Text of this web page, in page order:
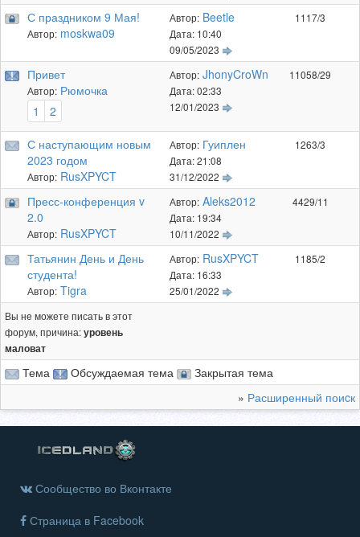
С праздником 9 Мая!
Автор: moskwa09
Автор: Beetle
Дата: 10:40
09/05/2023
1117/3
Привет
Автор: Рюмочка
1
2
Автор: JhonyCroWn
Дата: 02:33
12/01/2023
11058/29
С наступающим новым
2023 годом
Автор: RusXPYCT
Автор: Гуиплен
Дата: 21:08
31/12/2022
1263/3
Пресс-конференция v
2.0
Автор: RusXPYCT
Автор: Aleks2012
Дата: 19:34
10/11/2022
4429/11
Татьянин День и День
студента!
Автор: Tigra
Автор: RusXPYCT
Дата: 16:33
25/01/2022
1185/2
Вы не можете писать в этот
форум, причина:уровень
маловат
Тема Обсуждаемая тема
Закрытая тема
» Расширенный поиcк
Сообщество во Вконтакте
Страница в Facebook